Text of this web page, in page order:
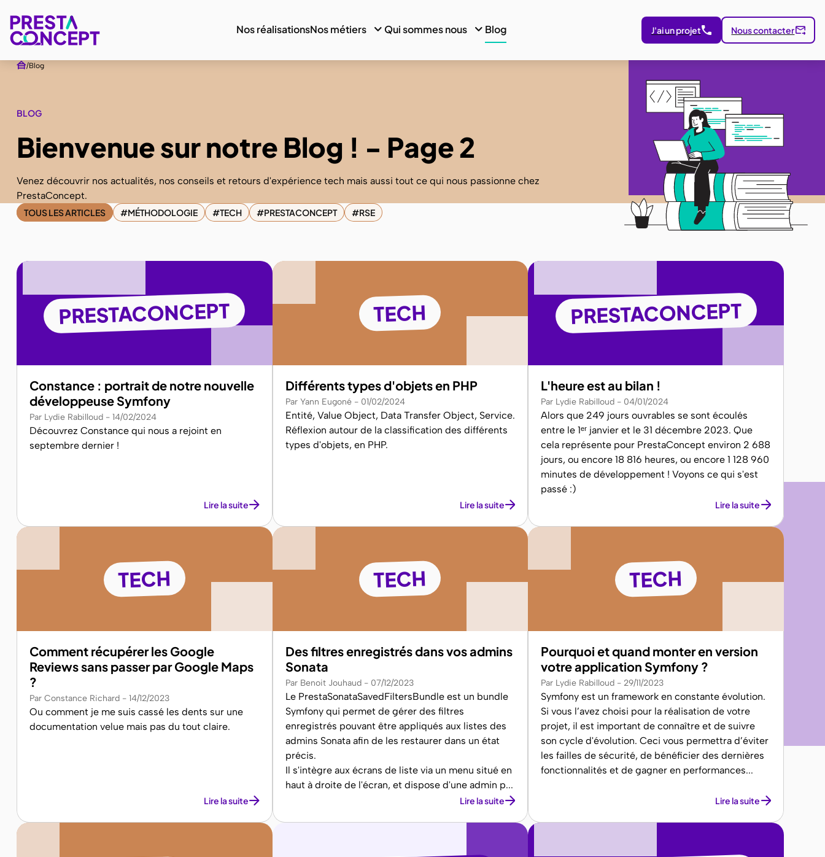
Nos réalisationsNos métiers Qui sommes nous Blog J'ai un projet Nous contacter
Blog
BLOG
Bienvenue sur notre Blog ! - Page 2
Venez découvrir nos actualités, nos conseils et retours d'expérience tech mais aussi tout ce qui nous passionne chez
PrestaConcept.
TOUS LES ARTICLES MÉTHODOLOGIE TECH PRESTACONCEPT RSE
PRESTACONCEPT
Constance : portrait de notre nouvelle
développeuse Symfony
Par Lydie Rabilloud 14/02/2024
Découvrez Constance qui nous a rejoint en
septembre dernier !
Lire la suite
TECH
Différents types d'objets en PHP
Par Yann Eugoné 01/02/2024
Entité, Value Object, Data Transfer Object, Service.
Réflexion autour de la classification des différents
types d'objets, en PHP.
Lire la suite
PRESTACONCEPT
L'heure est au bilan !
Par Lydie Rabilloud 04/01/2024
Alors que 249 jours ouvrables se sont écoulés
entre le 1ᵉʳ janvier et le 31 décembre 2023. Que
cela représente pour PrestaConcept environ 2 688
jours, ou encore 18 816 heures, ou encore 1 128 960
minutes de développement ! Voyons ce qui s'est
passé :)
Lire la suite
TECH
Comment récupérer les Google
Reviews sans passer par Google Maps
?
Par Constance Richard 14/12/2023
Ou comment je me suis cassé les dents sur une
documentation velue mais pas du tout claire.
Lire la suite
TECH
Des filtres enregistrés dans vos admins
Sonata
Par Benoit Jouhaud 07/12/2023
Le PrestaSonataSavedFiltersBundle est un bundle
Symfony qui permet de gérer des filtres
enregistrés pouvant être appliqués aux listes des
admins Sonata afin de les restaurer dans un état
précis.
Il s'intègre aux écrans de liste via un menu situé en
haut à droite de l'écran, et dispose d'une admin p...
Lire la suite
TECH
Pourquoi et quand monter en version
votre application Symfony ?
Par Lydie Rabilloud 29/11/2023
Symfony est un framework en constante évolution.
Si vous l’avez choisi pour la réalisation de votre
projet, il est important de connaître et de suivre
son cycle d'évolution. Ceci vous permettra d’éviter
les failles de sécurité, de bénéficier des dernières
fonctionnalités et de gagner en performances...
Lire la suite